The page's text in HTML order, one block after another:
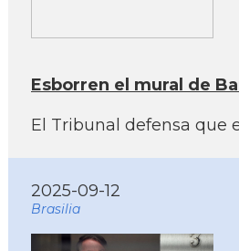
Esborren el mural de
El Tribunal defensa que
2025-09-12
Brasilia